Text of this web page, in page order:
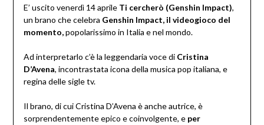
E’ uscito venerdì 14 aprile Ti cercherò (Genshin Impact),
un brano che celebra Genshin Impact, il videogioco del
momento,popolarissimo in Italia e nel mondo.
Ad interpretarlo c’è la leggendaria voce di Cristina
D’Avena, incontrastata icona della musica pop italiana, e
regina delle sigle tv.
Il brano, di cui Cristina D’Avena è anche autrice, è
sorprendentemente epico e coinvolgente, e per